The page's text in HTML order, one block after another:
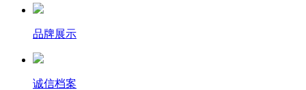
品牌展示
诚信档案